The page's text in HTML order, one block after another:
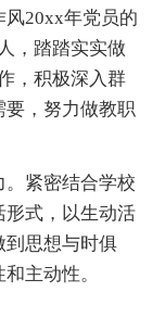
20xx年党员的
，踏踏实实做
，积极深入群
要，努力做教职
。紧密结合学校
形式，以生动活
到思想与时俱
主动性。